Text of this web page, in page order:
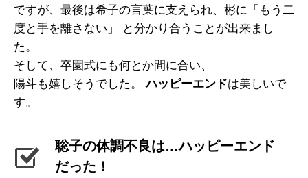
ですが、最後は希子の言葉に支えられ、彬に「もう二
度と手を離さない」 と分かり合うことが出来まし
た。
そして、卒園式にも何とか間に合い、
陽斗も嬉しそうでした。ハッピーエンドは美しいで
す。
聡子の体調不良は…ハッピーエンド
だった！